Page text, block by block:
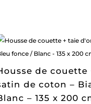
de couette
de coton –
– 135 x 200